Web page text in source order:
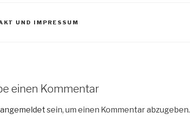
UND IMPRESSUM
einen Kommentar
angemeldet sein, um einen Kommentar abzugeben.